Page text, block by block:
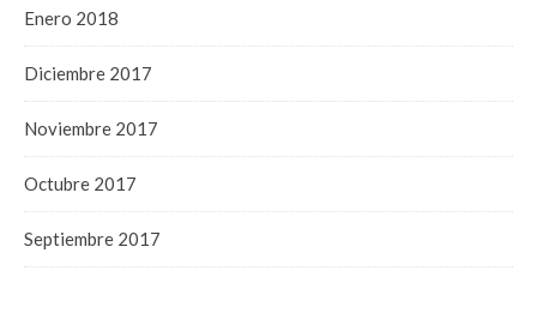
Enero 2018
Diciembre 2017
Noviembre 2017
Octubre 2017
Septiembre 2017